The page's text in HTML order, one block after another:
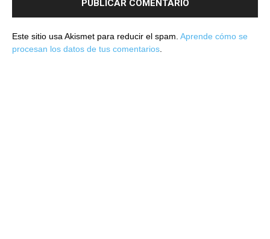
Este sitio usa Akismet para reducir el spam. Aprende cómo se
procesan los datos de tus comentarios